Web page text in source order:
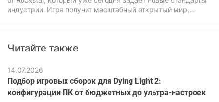
индустрии. Игра получит масштабный открытый мир,
которые будут заметно выше чем у предыдущих частей
Читайте также
14.07.2026
Подбор игровых сборок для Dying Light 2:
конфигурации ПК от бюджетных до ультра-настроек